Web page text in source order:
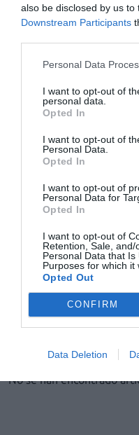
also be disclosed by us to
Downstream Participants
Personal Data
I want to opt-out of
personal data.
Opted In
I want to opt-out of
Personal Data.
Opted In
I want to opt-out of
Personal Data for
Opted In
I want to opt-out of
Retention, Sale,
Personal Data that
Purposes for which it
Opted Out
CONFIRM
Data Deletion
y
02/
un
virus
1 2
No se han encontrado